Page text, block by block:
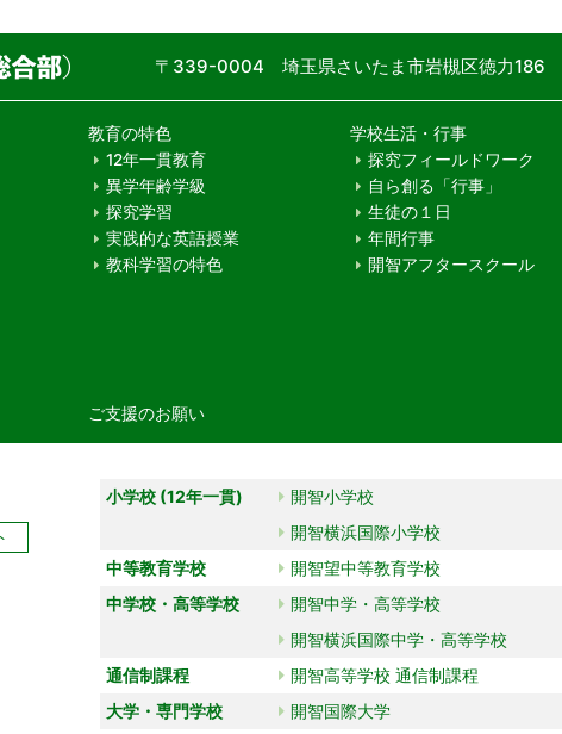
〒339-0004 埼玉県さいたま市岩槻区徳力186
教育の特色
12年一貫教育
異学年齢学級
探究学習
実践的な英語授業
教科学習の特色
学校生活・行事
探究フィールドワーク
自ら創る「行事」
生徒の１日
年間行事
開智アフタースクール
ご支援のお願い
小学校 (12年一貫) 開智小学校
開智横浜国際小学校
中等教育学校
開智望中等教育学校
中学校・高等学校
開智中学・高等学校
開智横浜国際中学・高等学校
通信制課程
開智高等学校 通信制課程
大学・専門学校
開智国際大学